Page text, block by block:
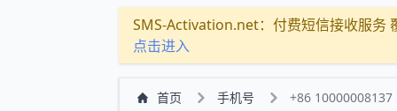
SMS-Activation.net：付费短信接收服
点击进入
首页 手机号 +86 10000008137